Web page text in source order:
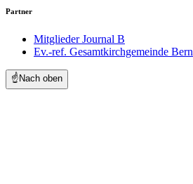
Partner
Mitglieder Journal B
Ev.-ref. Gesamtkirchgemeinde Bern
☝️ Nach oben